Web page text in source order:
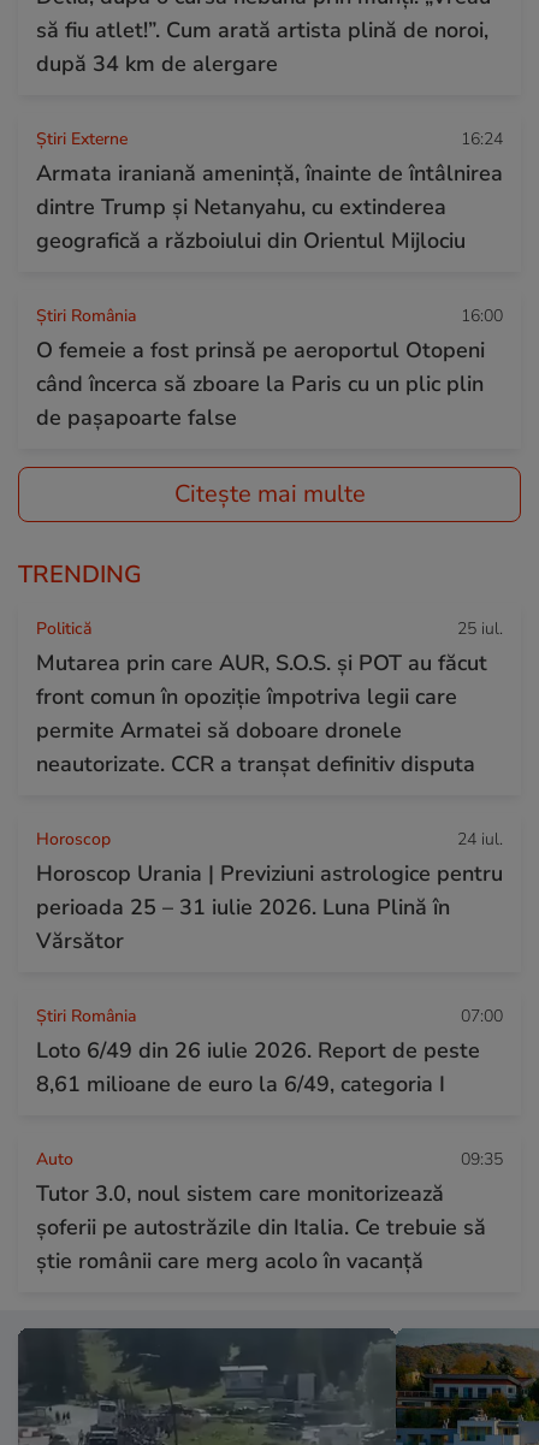
să fiu atlet!”. Cum arată artista plină de noroi,
după 34 km de alergare
Știri Externe 16:24
Armata iraniană amenință, înainte de întâlnirea
dintre Trump și Netanyahu, cu extinderea
geografică a războiului din Orientul Mijlociu
Știri România 16:00
O femeie a fost prinsă pe aeroportul Otopeni
când încerca să zboare la Paris cu un plic plin
de pașapoarte false
Citește mai multe
TRENDING
Politică 25 iul.
Mutarea prin care AUR, S.O.S. și POT au făcut
front comun în opoziție împotriva legii care
permite Armatei să doboare dronele
neautorizate. CCR a tranșat definitiv disputa
Horoscop 24 iul.
Horoscop Urania | Previziuni astrologice pentru
perioada 25 – 31 iulie 2026. Luna Plină în
Vărsător
Știri România 07:00
Loto 6/49 din 26 iulie 2026. Report de peste
8,61 milioane de euro la 6/49, categoria I
Auto 09:35
Tutor 3.0, noul sistem care monitorizează
șoferii pe autostrăzile din Italia. Ce trebuie să
știe românii care merg acolo în vacanță